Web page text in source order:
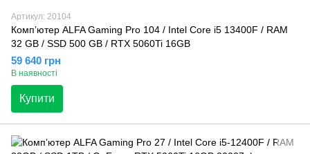
Артикул: 20104
Компʼютер ALFA Gaming Pro 104 / Intel Core i5 13400F / RAM
32 GB / SSD 500 GB / RTX 5060Ti 16GB
59 640 грн
В наявності
Купити